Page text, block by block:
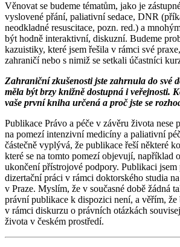
Věnovat se budeme tématům, jako je
vyslovené přání, paliativní sedace, DNR
neodkladné resuscitace, pozn. red.) a
být hodně interaktivní, diskuzní. Budeme
kazuistiky, které jsem řešila v rámci své
zahraničí nebo s nimiž se setkali účastníci
Zahraniční zkušenosti jste zahrnula do své
měla být brzy knižně dostupná i veřejnosti.
vaše první kniha určená a proč jste se
Publikace Právo a péče v závěru života nese
na pomezí intenzivní medicíny a paliativní
částečně vyplývá, že publikace řeší některé
které se na tomto pomezí objevují, například
ukončení přístrojové podpory. Publikaci jsem
dizertační práci v rámci doktorského studia
v Praze. Myslím, že v současné době žádná
právní publikace k dispozici není, a věřím,
v rámci diskurzu o právních otázkách
života v českém prostředí.